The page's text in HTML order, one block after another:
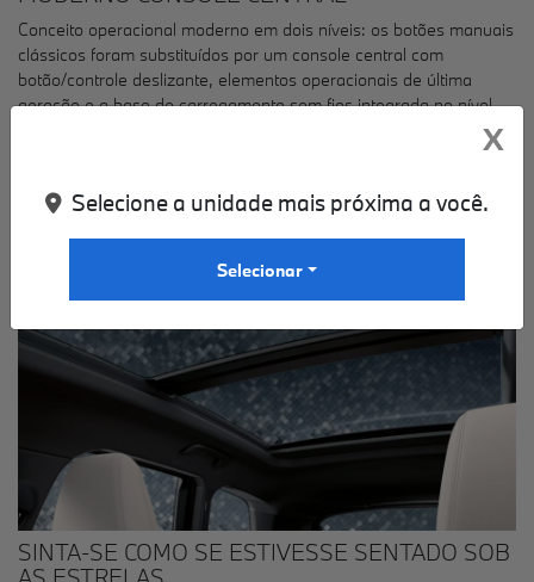
Conceito operacional moderno em dois níveis: os botões manuais
clássicos foram substituídos por um console central com
botão/controle deslizante, elementos operacionais de última
geração e a base de carregamento sem fios integrada no nível
SINTA-SE COMO SE ESTIVESSE SENTADO SOB
X
Selecione a unidade mais próxima a você.
Selecionar